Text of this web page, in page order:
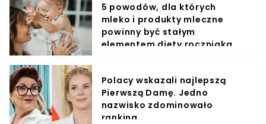
5 powodów, dla których
mleko i produkty mleczne
powinny być stałym
elementem diety roczniaka
Polacy wskazali najlepszą
Pierwszą Damę. Jedno
nazwisko zdominowało
ranking